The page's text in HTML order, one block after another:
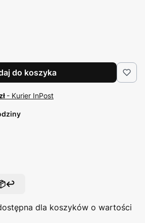
do koszyka
- Kurier InPost
dla koszyków o wartości